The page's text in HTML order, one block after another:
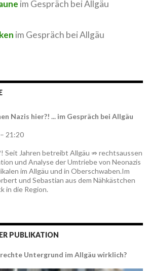
im Gespräch bei Allgäu
im Gespräch bei Allgäu
Nazis hier?! ... im Gespräch bei Allgäu
21:20
Seit Jahren betreibt Allgäu ⇏ rechtsaussen
und Analyse der Umtriebe von Neonazis
im Allgäu und in Oberschwaben.Im
und Sebastian aus dem Nähkästchen
in die Region.
PUBLIKATION
Untergrund im Allgäu wirklich?